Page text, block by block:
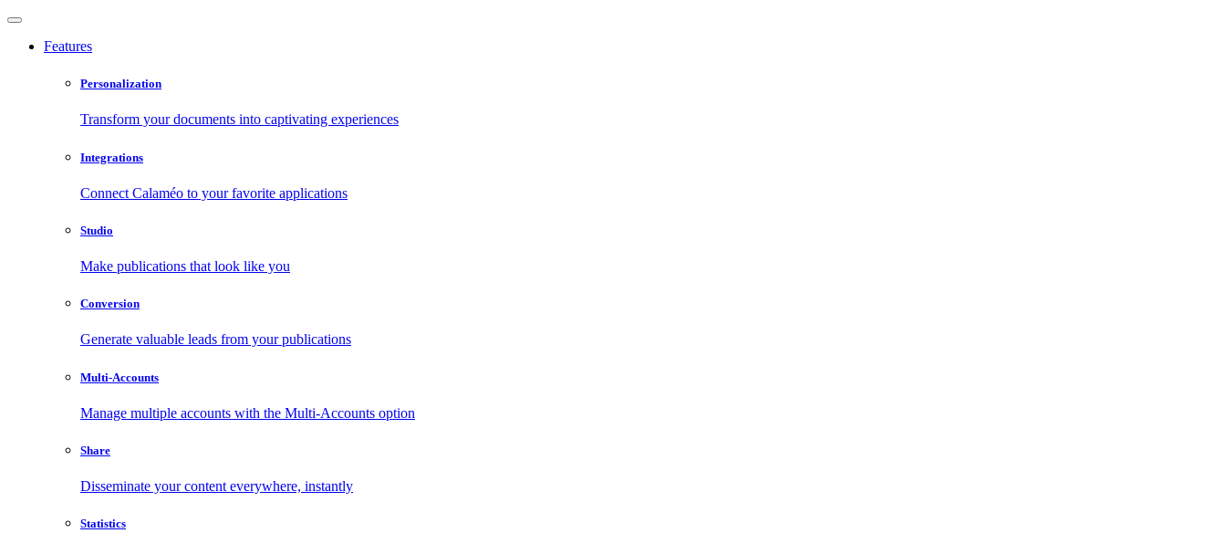
Features
Personalization
Transform your documents into captivating experiences
Integrations
Connect Calaméo to your favorite applications
Studio
Make publications that look like you
Conversion
Generate valuable leads from your publications
Multi-Accounts
Manage multiple accounts with the Multi-Accounts option
Share
Disseminate your content everywhere, instantly
Statistics